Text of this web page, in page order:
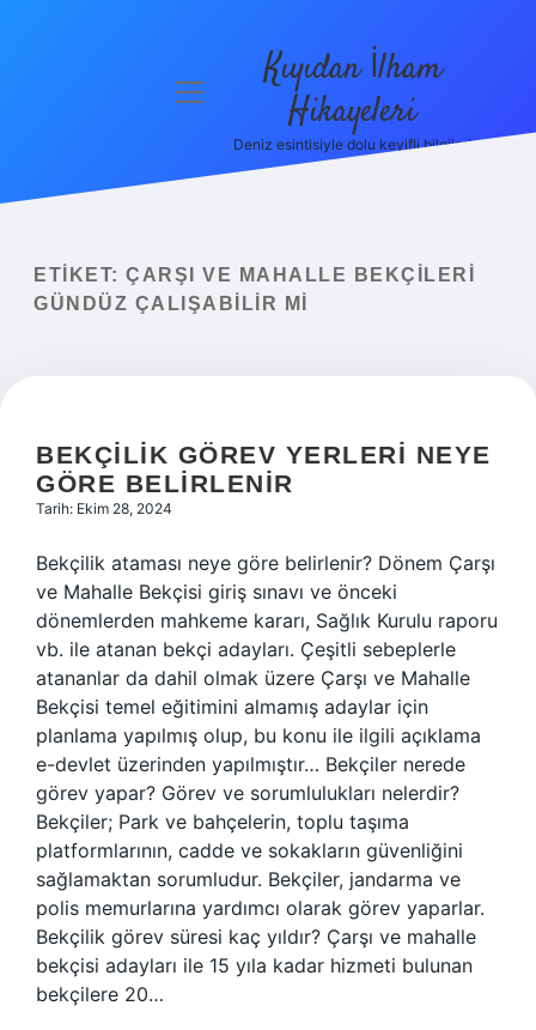
Yasal Uyarı
menüyü
Kıyıdan İlham
Hikayeleri
Deniz esintisiyle dolu keyifli bilgiler!
ETIKET: ÇARŞI VE MAHALLE BEKÇILERI
GÜNDÜZ ÇALIŞABILIR MI
BEKÇILIK GÖREV YERLERI NEYE
GÖRE BELIRLENIR
Tarih: Ekim 28, 2024
Bekçilik ataması neye göre belirlenir? Dönem Çarşı
ve Mahalle Bekçisi giriş sınavı ve önceki
dönemlerden mahkeme kararı, Sağlık Kurulu raporu
vb. ile atanan bekçi adayları. Çeşitli sebeplerle
atananlar da dahil olmak üzere Çarşı ve Mahalle
Bekçisi temel eğitimini almamış adaylar için
planlama yapılmış olup, bu konu ile ilgili açıklama
e-devlet üzerinden yapılmıştır… Bekçiler nerede
görev yapar? Görev ve sorumlulukları nelerdir?
Bekçiler; Park ve bahçelerin, toplu taşıma
platformlarının, cadde ve sokakların güvenliğini
sağlamaktan sorumludur. Bekçiler, jandarma ve
polis memurlarına yardımcı olarak görev yaparlar.
Bekçilik görev süresi kaç yıldır? Çarşı ve mahalle
bekçisi adayları ile 15 yıla kadar hizmeti bulunan
bekçilere 20…